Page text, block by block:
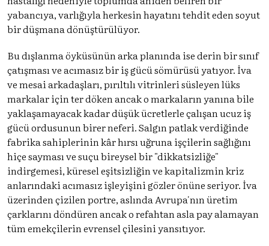
yabancıya, varlığıyla herkesin hayatını tehdit eden soyut
bir düşmana dönüştürülüyor.
Bu dışlanma öyküsünün arka planında ise derin bir sınıf
çatışması ve acımasız bir iş gücü sömürüsü yatıyor. İva
ve mesai arkadaşları, pırıltılı vitrinleri süsleyen lüks
markalar için ter döken ancak o markaların yanına bile
yaklaşamayacak kadar düşük ücretlerle çalışan ucuz iş
gücü ordusunun birer neferi. Salgın patlak verdiğinde
fabrika sahiplerinin kâr hırsı uğruna işçilerin sağlığını
hiçe sayması ve suçu bireysel bir "dikkatsizliğe"
indirgemesi, küresel eşitsizliğin ve kapitalizmin kriz
anlarındaki acımasız işleyişini gözler önüne seriyor. İva
üzerinden çizilen portre, aslında Avrupa'nın üretim
çarklarını döndüren ancak o refahtan asla pay alamayan
tüm emekçilerin evrensel çilesini yansıtıyor.